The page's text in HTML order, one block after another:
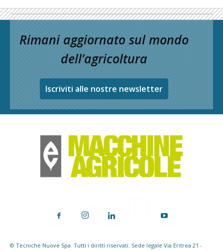
Rimani aggiornato sul mondo
dell’agricoltura
Iscriviti alle nostre newsletter
© Tecniche Nuove Spa. Tutti i diritti riservati. Sede legale Via Eritrea 21 -